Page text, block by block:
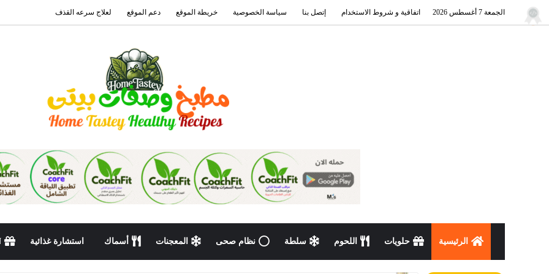
الجمعة 7 أغسطس 2026 اتفاقية و شروط الاستخدام إتصل بنا سياسة الخصوصية خريطة الموقع دعم الموقع لعلاج سرعه القذف
الرئيسية حلويات اللحوم سلطة نظام صحى المعجنات أسماك استشارة غذائية